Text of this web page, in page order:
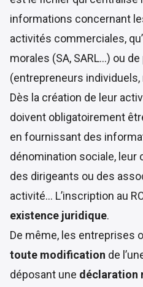
informations concernant
activités commerciales,
morales (SA, SARL…) ou
(entrepreneurs
Dès la création de leur
doivent obligatoirement
en fournissant des
dénomination sociale, leur
des dirigeants ou des
activité… L’inscription au
existence juridique.
De même, les entreprises
toute modification de
déposant une déclaration